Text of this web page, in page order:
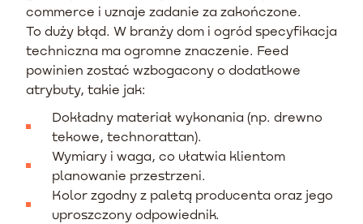
commerce i uznaje zadanie za zakończone.
To duży błąd. W branży dom i ogród specyfikacja
techniczna ma ogromne znaczenie. Feed
powinien zostać wzbogacony o dodatkowe
atrybuty, takie jak:
Dokładny materiał wykonania (np. drewno
tekowe, technorattan).
Wymiary i waga, co ułatwia klientom
planowanie przestrzeni.
Kolor zgodny z paletą producenta oraz jego
uproszczony odpowiednik.